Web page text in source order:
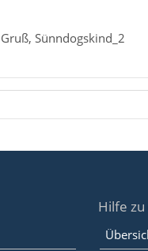
Gruß, Sünndogskind_2
Hilfe